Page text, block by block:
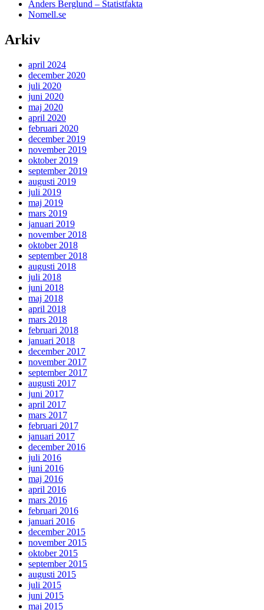
Anders Berglund – Statistfakta
Nomell.se
Arkiv
april 2024
december 2020
juli 2020
juni 2020
maj 2020
april 2020
februari 2020
december 2019
november 2019
oktober 2019
september 2019
augusti 2019
juli 2019
maj 2019
mars 2019
januari 2019
november 2018
oktober 2018
september 2018
augusti 2018
juli 2018
juni 2018
maj 2018
april 2018
mars 2018
februari 2018
januari 2018
december 2017
november 2017
september 2017
augusti 2017
juni 2017
april 2017
mars 2017
februari 2017
januari 2017
december 2016
juli 2016
juni 2016
maj 2016
april 2016
mars 2016
februari 2016
januari 2016
december 2015
november 2015
oktober 2015
september 2015
augusti 2015
juli 2015
juni 2015
maj 2015